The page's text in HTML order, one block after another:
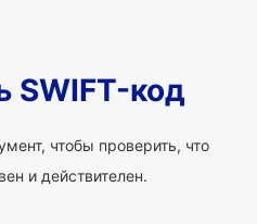
SWIFT-код
чтобы проверить, что
и действителен.